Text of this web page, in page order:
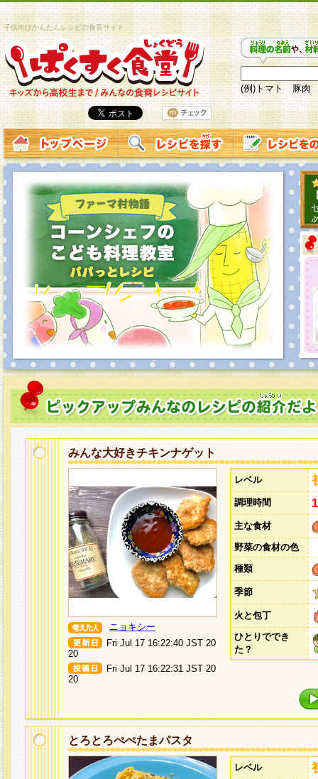
子供向けかんたんレシピの食育サイト
(例)トマト 豚肉
みんな大好きチキンナゲット
ニョキシー
Fri Jul 17 16:22:40 JST 20
20
Fri Jul 17 16:22:31 JST 20
20
レベル
調理時間
主な食材
野菜の食材の色
種類
季節
火と包丁
ひとりででき
た？
とろとろぺぺたまパスタ
レベル